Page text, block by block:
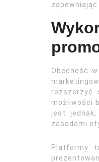
Obecność
rozszerzyć
możliwości
jest jednak,
zasadami
Platformy